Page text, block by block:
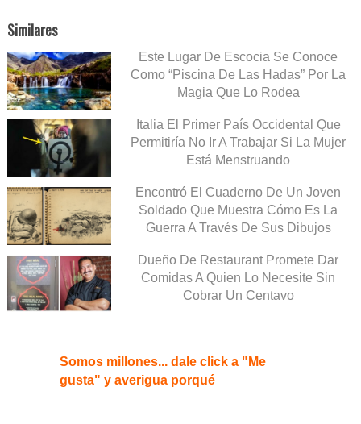
Similares
Este Lugar De Escocia Se Conoce
Como “Piscina De Las Hadas” Por La
Magia Que Lo Rodea
Italia El Primer País Occidental Que
Permitiría No Ir A Trabajar Si La Mujer
Está Menstruando
Encontró El Cuaderno De Un Joven
Soldado Que Muestra Cómo Es La
Guerra A Través De Sus Dibujos
Dueño De Restaurant Promete Dar
Comidas A Quien Lo Necesite Sin
Cobrar Un Centavo
Somos millones... dale click a "Me
gusta" y averigua porqué